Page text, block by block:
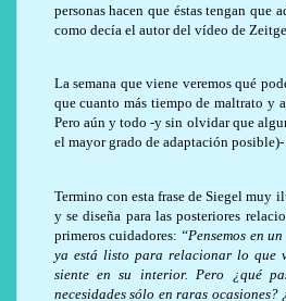
personas hacen que éstas tengan que
como decía el autor del vídeo de
La semana que viene veremos qué
que cuanto más tiempo de maltrato y
Pero aún y todo -y sin olvidar que
el mayor grado de adaptación
Termino con esta frase de Siegel muy
y se diseña para las posteriores
primeros cuidadores: “Pensemos en un
ya está listo para relacionar lo que
siente en su interior. Pero ¿qué
necesidades sólo en raras